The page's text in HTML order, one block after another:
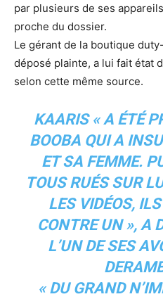
par plusieurs de ses
proche du dossier.
Le gérant de la boutique
déposé plainte, a lui fait état
selon cette même source.
KAARIS « A ÉTÉ
BOOBA QUI A
ET SA FEMME.
TOUS RUÉS SUR
LES VIDÉOS,
CONTRE UN », A
L’UN DE SES
« DU GRAND